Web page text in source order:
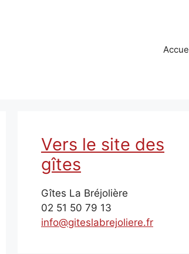
Vers le site des
gîtes
Gîtes La Bréjolière
02 51 50 79 13
info@giteslabrejoliere.fr